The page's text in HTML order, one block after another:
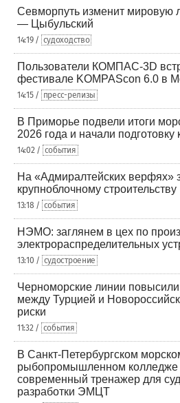
Севморпуть изменит мировую
— Цыбульский
14:19 / судоходство
Пользователи КОМПАС-3D
фестивале KOMPAScon 6.0 в
14:15 / пресс-релизы
В Приморье подвели итоги
2026 года и начали
14:02 / события
На «Адмиралтейских верфях»
крупноблочному строительству
13:18 / события
НЭМО: заглянем в цех по
электрораспределительных
13:10 / судостроение
Черноморские линии повысили
между Турцией и
риски
11:32 / события
В Санкт-Петербургском
рыбопромышленном колледже
современный тренажер для
разработки ЭМЦТ